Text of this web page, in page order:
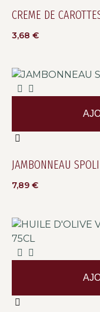
CREME DE
3,68 €
JAMBONNEAU
7,89 €